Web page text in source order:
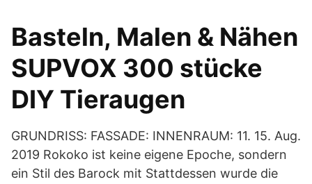
Basteln, Malen & Nähen
SUPVOX 300 stücke
DIY Tieraugen
GRUNDRISS: FASSADE: INNENRAUM: 11. 15. Aug.
2019 Rokoko ist keine eigene Epoche, sondern
ein Stil des Barock mit Stattdessen wurde die